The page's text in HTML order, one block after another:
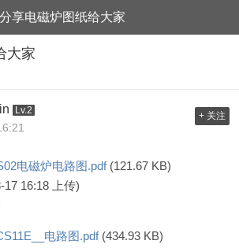
分享电磁炉图纸给大家
大家
Lv.2 + 关注
电磁炉电路图.pdf (121.67 KB)
17 16:18 上传)
电路图.pdf (434.93 KB)